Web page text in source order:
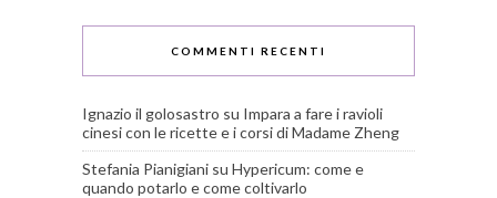
COMMENTI RECENTI
Ignazio il golosastro su Impara a fare i ravioli
cinesi con le ricette e i corsi di Madame Zheng
Stefania Pianigiani su Hypericum: come e
quando potarlo e come coltivarlo